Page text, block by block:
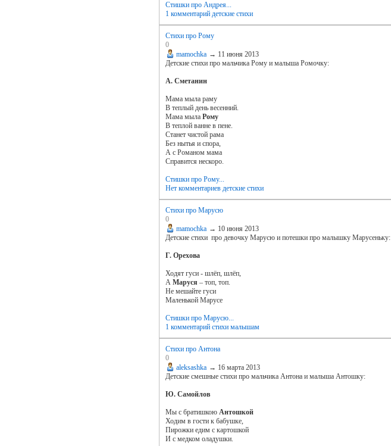
Стишки про Андрея...
1 комментарий детские стихи
Стихи про Рому
0
mamochka → 11 июня 2013
Детские стихи про мальчика Рому и малыша Ромочку:
А. Сметанин
Мама мыла раму
В теплый день весенний.
Мама мылаРому
В теплой ванне в пене.
Станет чистой рама
Без нытья и спора,
А с Романом мама
Справится нескоро.
Стишки про Рому...
Нет комментариев детские стихи
Стихи про Марусю
0
mamochka → 10 июня 2013
Детские стихи про девочку Марусю и потешки про малышку Марусеньку:
Г. Орехова
Ходят гуси - шлёп, шлёп,
АМаруся – топ, топ.
Не мешайте гуси
Маленькой Марусе
Стишки про Марусю...
1 комментарий стихи малышам
Стихи про Антона
0
aleksashka → 16 марта 2013
Детские смешные стихи про мальчика Антона и малыша Антошку:
Ю. Самойлов
Мы с братишкоюАнтошкой
Ходим в гости к бабушке,
Пирожки едим с картошкой
И с медком оладушки.